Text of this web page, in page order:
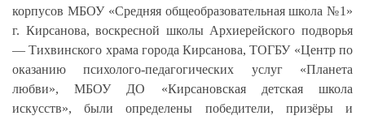
корпусов МБОУ «Средняя общеобразовательная школа №1»
г. Кирсанова, воскресной школы Архиерейского подворья
— Тихвинского храма города Кирсанова, ТОГБУ «Центр по
оказанию психолого-педагогических услуг «Планета
любви», МБОУ ДО «Кирсановская детская школа
искусств», были определены победители, призёры и